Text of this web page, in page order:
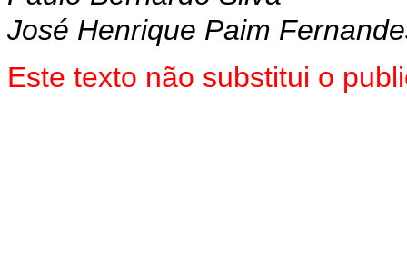
José Henrique Paim
Este texto não substitui o